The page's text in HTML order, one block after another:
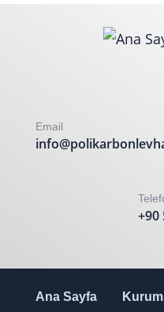
Email
+90
Ana Sayfa